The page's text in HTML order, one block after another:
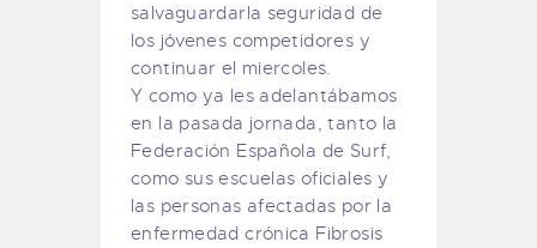
salvaguardarla seguridad de
los jóvenes competidores y
continuar el miercoles.
Y como ya les adelantábamos
en la pasada jornada, tanto la
Federación Española de Surf,
como sus escuelas oficiales y
las personas afectadas por la
enfermedad crónica Fibrosis